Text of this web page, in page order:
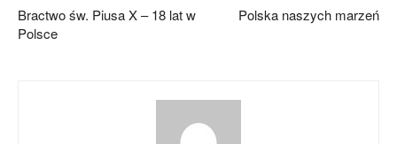
Bractwo św. Piusa X – 18 lat w
Polsce
Polska naszych marzeń